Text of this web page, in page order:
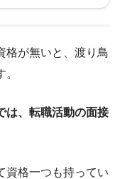
格が無いと、渡り鳥
は、転職活動の面接
資格一つも持ってい